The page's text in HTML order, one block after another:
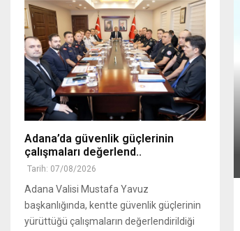
Adana’da güvenlik güçlerinin
çalışmaları değerlend..
Tarih: 07/08/2026
Adana Valisi Mustafa Yavuz
başkanlığında, kentte güvenlik güçlerinin
yürüttüğü çalışmaların değerlendirildiği